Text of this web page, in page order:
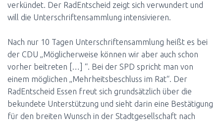
verkündet. Der RadEntscheid zeigt sich verwundert und
will die Unterschriftensammlung intensivieren.
Nach nur 10 Tagen Unterschriftensammlung heißt es bei
der CDU „Möglicherweise können wir aber auch schon
vorher beitreten […] “. Bei der SPD spricht man von
einem möglichen „Mehrheitsbeschluss im Rat“. Der
RadEntscheid Essen freut sich grundsätzlich über die
bekundete Unterstützung und sieht darin eine Bestätigung
für den breiten Wunsch in der Stadtgesellschaft nach